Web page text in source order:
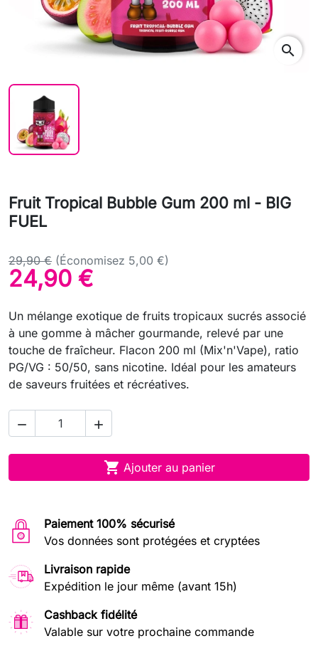
search
Fruit Tropical Bubble Gum 200 ml - BIG
FUEL
29,90 € (Économisez 5,00 €)
24,90 €
Un mélange exotique de fruits tropicaux sucrés associé
à une gomme à mâcher gourmande, relevé par une
touche de fraîcheur. Flacon 200 ml (Mix'n'Vape), ratio
PG/VG : 50/50, sans nicotine. Idéal pour les amateurs
de saveurs fruitées et récréatives.
 
 Ajouter au panier
Paiement 100% sécurisé
Vos données sont protégées et cryptées
Livraison rapide
Expédition le jour même (avant 15h)
Cashback fidélité
Valable sur votre prochaine commande